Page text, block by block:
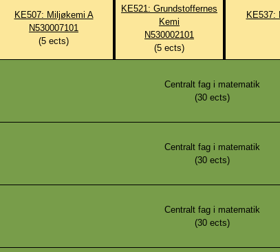
KE507: Miljøkemi A
N530007101
(5 ects)
KE521: Grundstoffernes
Kemi
N530002101
(5 ects)
KE537:
Centralt fag i matematik
(30ects)
Centralt fag i matematik
(30ects)
Centralt fag i matematik
(30ects)